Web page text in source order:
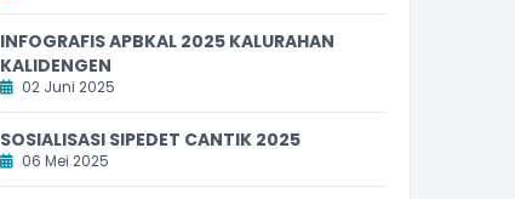
INFOGRAFIS APBKAL 2025 KALURAHAN
KALIDENGEN
02 Juni 2025
SOSIALISASI SIPEDET CANTIK 2025
06 Mei 2025